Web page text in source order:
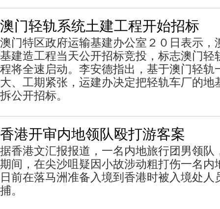
澳门轻轨系统土建工程开始招标
澳门特区政府运输基建办公室２０日表示，
基建造工程当天公开招标竞投，标志澳门轻
程将全速启动。李安德指出，基于澳门轻轨
大、工期紧张，运建办决定把轻轨车厂的地
拆公开招标。
香港开审内地领队殴打游客案
据香港文汇报报道，一名内地旅行团男领队
期间，在尖沙咀疑因小故涉动粗打伤一名内
日前在落马洲准备入境到香港时被入境处人
捕。